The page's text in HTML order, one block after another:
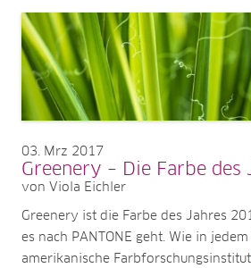
03 Mrz 2017
Greenery – Die Farbe des
von Viola Eichler
Greenery ist die Farbe des Jahres
es nach PANTONE geht. Wie in
amerikanische Farbforschungsinstitut